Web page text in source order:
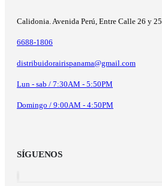
Calidonia. Avenida Perú, Entre Calle 26 y 25
6688-1806
distribuidorairispanama@gmail.com
Lun - sab / 7:30AM - 5:50PM
Domingo / 9:00AM - 4:50PM
SÍGUENOS